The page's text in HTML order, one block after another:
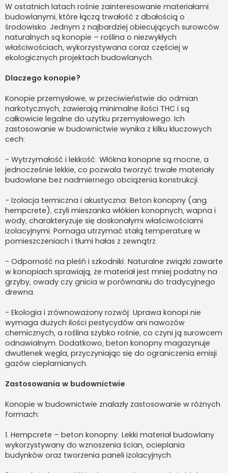
s
W ostatnich latach rośnie zainteresowanie materiałami
budowlanymi, które łączą trwałość z dbałością o
środowisko. Jednym z najbardziej obiecujących surowców
naturalnych są konopie – roślina o niezwykłych
właściwościach, wykorzystywana coraz częściej w
ekologicznych projektach budowlanych.
Dlaczego konopie?
Konopie przemysłowe, w przeciwieństwie do odmian
narkotycznych, zawierają minimalne ilości THC i są
całkowicie legalne do użytku przemysłowego. Ich
zastosowanie w budownictwie wynika z kilku kluczowych
cech:
- Wytrzymałość i lekkość: Włókna konopne są mocne, a
jednocześnie lekkie, co pozwala tworzyć trwałe materiały
budowlane bez nadmiernego obciążenia konstrukcji.
- Izolacja termiczna i akustyczna: Beton konopny (ang.
hempcrete), czyli mieszanka włókien konopnych, wapna i
wody, charakteryzuje się doskonałymi właściwościami
izolacyjnymi. Pomaga utrzymać stałą temperaturę w
pomieszczeniach i tłumi hałas z zewnątrz.
- Odporność na pleśń i szkodniki: Naturalne związki zawarte
w konopiach sprawiają, że materiał jest mniej podatny na
grzyby, owady czy gnicia w porównaniu do tradycyjnego
drewna.
- Ekologia i zrównoważony rozwój: Uprawa konopi nie
wymaga dużych ilości pestycydów ani nawozów
chemicznych, a roślina szybko rośnie, co czyni ją surowcem
odnawialnym. Dodatkowo, beton konopny magazynuje
dwutlenek węgla, przyczyniając się do ograniczenia emisji
gazów cieplarnianych.
Zastosowania w budownictwie
Konopie w budownictwie znalazły zastosowanie w różnych
formach:
1. Hempcrete – beton konopny: Lekki materiał budowlany
wykorzystywany do wznoszenia ścian, ocieplania
budynków oraz tworzenia paneli izolacyjnych.